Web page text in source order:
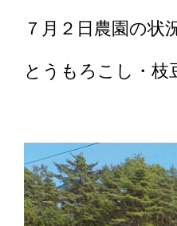
７月２日農園の状
とうもろこし・枝